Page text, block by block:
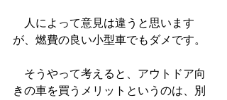
人によって意見は違うと思います
が、燃費の良い小型車でもダメです。
そうやって考えると、アウトドア向
きの車を買うメリットというのは、別